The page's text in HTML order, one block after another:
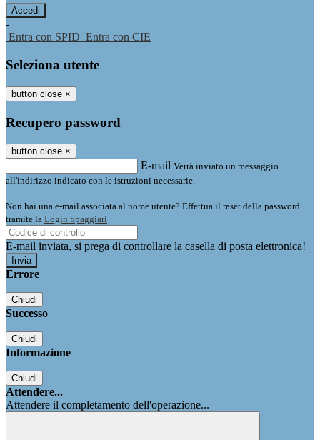
-
Entra con SPID Entra con CIE
Seleziona utente
button close ×
Recupero password
button close ×
E-mail Verrà inviato un messaggio
all'indirizzo indicato con le istruzioni necessarie.
Non hai una e-mail associata al nome utente? Effettua il reset della password
tramite la Login Spaggiari
E-mail inviata, si prega di controllare la casella di posta elettronica!
Errore
Chiudi
Successo
Chiudi
Informazione
Chiudi
Attendere...
Attendere il completamento dell'operazione...